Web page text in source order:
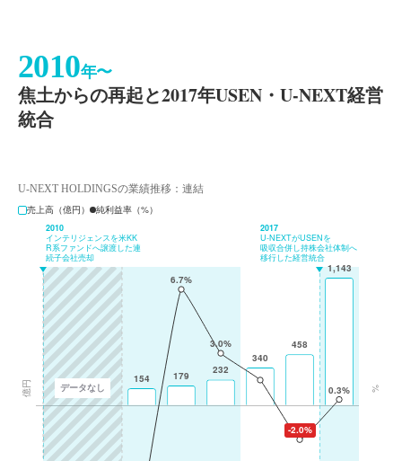
2010年〜
焦土からの再起と2017年USEN・U-NEXT経営
統合
U-NEXT HOLDINGSの業績推移：連結
売上高（億円）
純利益率（%）